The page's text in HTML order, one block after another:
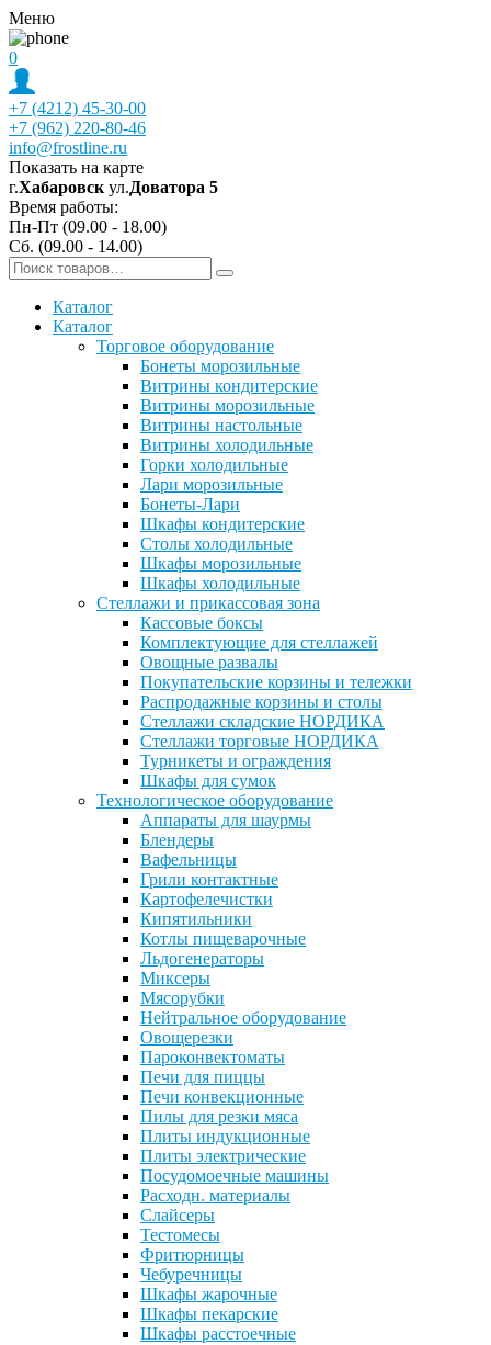
Меню
0
+7 (4212) 45-30-00
+7 (962) 220-80-46
info@frostline.ru
Показать на карте
г.Хабаровск ул.Доватора 5
Время работы:
Пн-Пт (09.00 - 18.00)
Сб. (09.00 - 14.00)
Каталог
Каталог
Торговое оборудование
Бонеты морозильные
Витрины кондитерские
Витрины морозильные
Витрины настольные
Витрины холодильные
Горки холодильные
Лари морозильные
Бонеты-Лари
Шкафы кондитерские
Столы холодильные
Шкафы морозильные
Шкафы холодильные
Стеллажи и прикассовая зона
Кассовые боксы
Комплектующие для стеллажей
Овощные развалы
Покупательские корзины и тележки
Распродажные корзины и столы
Стеллажи складские НОРДИКА
Стеллажи торговые НОРДИКА
Турникеты и ограждения
Шкафы для сумок
Технологическое оборудование
Аппараты для шаурмы
Блендеры
Вафельницы
Грили контактные
Картофелечистки
Кипятильники
Котлы пищеварочные
Льдогенераторы
Миксеры
Мясорубки
Нейтральное оборудование
Овощерезки
Пароконвектоматы
Печи для пиццы
Печи конвекционные
Пилы для резки мяса
Плиты индукционные
Плиты электрические
Посудомоечные машины
Расходн. материалы
Слайсеры
Тестомесы
Фритюрницы
Чебуречницы
Шкафы жарочные
Шкафы пекарские
Шкафы расстоечные